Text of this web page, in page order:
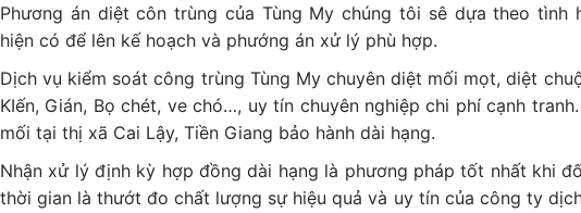
Phương án diệt côn trùng của Tùng My chúng tôi sê dựa theo tình
hiện có để lên kế hoạch và phướng án xử lý phù hợp.
Dịch vụ kiểm soát công trùng Tùng My chuyên diệt mối mọt, diệt
KIến, Gián, Bọ chét, ve chó…, uy tín chuyên nghiệp chi phí cạnh
mối tại thị xã Cai Lậy, Tiền Giang bảo hành dài hạng.
Nhận xử lý định kỳ hợp đồng dài hạng là phương pháp tốt nhất khi
thời gian là thướt đo chất lượng sự hiệu quả và uy tín của công ty